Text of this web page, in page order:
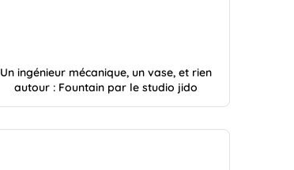
Un ingénieur mécanique, un vase, et rien
autour : Fountain par le studio jido